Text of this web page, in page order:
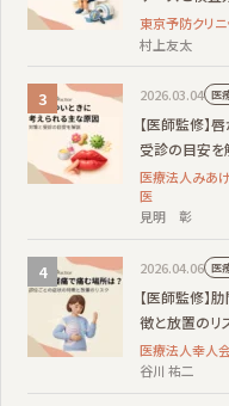
東京予防クリ
村上友太
2026.03.04 医
【医師監修】
受診の目安を
医療法人みあ
医
見明 彰
2026.04.06 医
【医師監修】
徴と放置のリ
医療法人幸人
谷川 祐二